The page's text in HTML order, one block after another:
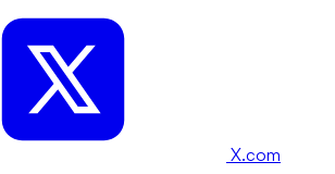
X.com